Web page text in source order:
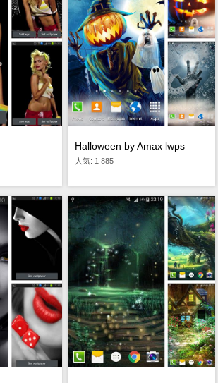
Halloween by Amax lwps
人気: 1 885